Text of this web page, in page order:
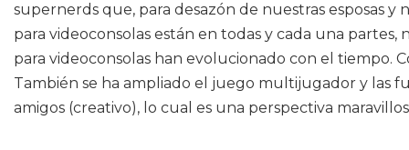
supernerds que, para desazón de nuestras esposas y
para videoconsolas están en todas y cada una
para videoconsolas han evolucionado con el tiempo.
También se ha ampliado el juego multijugador y las
amigos (creativo), lo cual es una perspectiva